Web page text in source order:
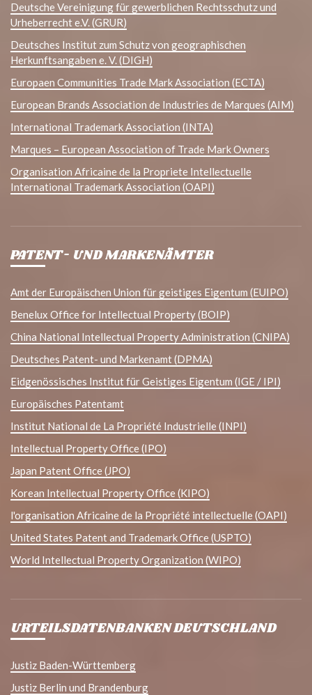
Deutsche Vereinigung für gewerblichen Rechtsschutz und
Urheberrecht e.V. (GRUR)
Deutsches Institut zum Schutz von geographischen
Herkunftsangaben e. V. (DIGH)
Europaen Communities Trade Mark Association (ECTA)
European Brands Association de Industries de Marques (AIM)
International Trademark Association (INTA)
Marques – European Association of Trade Mark Owners
Organisation Africaine de la Propriete Intellectuelle
International Trademark Association (OAPI)
PATENT- UND MARKENÄMTER
Amt der Europäischen Union für geistiges Eigentum (EUIPO)
Benelux Office for Intellectual Property (BOIP)
China National Intellectual Property Administration (CNIPA)
Deutsches Patent- und Markenamt (DPMA)
Eidgenössisches Institut für Geistiges Eigentum (IGE / IPI)
Europäisches Patentamt
Institut National de La Propriété Industrielle (INPI)
Intellectual Property Office (IPO)
Japan Patent Office (JPO)
Korean Intellectual Property Office (KIPO)
l'organisation Africaine de la Propriété intellectuelle (OAPI)
United States Patent and Trademark Office (USPTO)
World Intellectual Property Organization (WIPO)
URTEILSDATENBANKEN DEUTSCHLAND
Justiz Baden-Württemberg
Justiz Berlin und Brandenburg